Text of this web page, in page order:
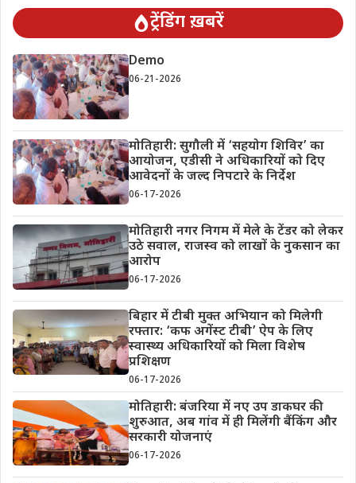
ट्रेंडिंग ख़बरें
Demo
06-21-2026
मोतिहारी: सुगौली में ‘सहयोग शिविर’ का
आयोजन, एडीसी ने अधिकारियों को दिए
आवेदनों के जल्द निपटारे के निर्देश
06-17-2026
मोतिहारी नगर निगम में मेले के टेंडर को लेकर
उठे सवाल, राजस्व को लाखों के नुकसान का
आरोप
06-17-2026
बिहार में टीबी मुक्त अभियान को मिलेगी
रफ्तार: ‘कफ अगेंस्ट टीबी’ ऐप के लिए
स्वास्थ्य अधिकारियों को मिला विशेष
प्रशिक्षण
06-17-2026
मोतिहारी: बंजरिया में नए उप डाकघर की
शुरुआत, अब गांव में ही मिलेंगी बैंकिंग और
सरकारी योजनाएं
06-17-2026